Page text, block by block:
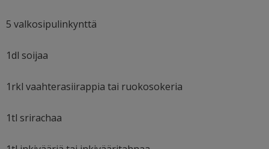
5 valkosipulinkynttä
1dl soijaa
1rkl vaahterasiirappia tai ruokosokeria
1tl srirachaa